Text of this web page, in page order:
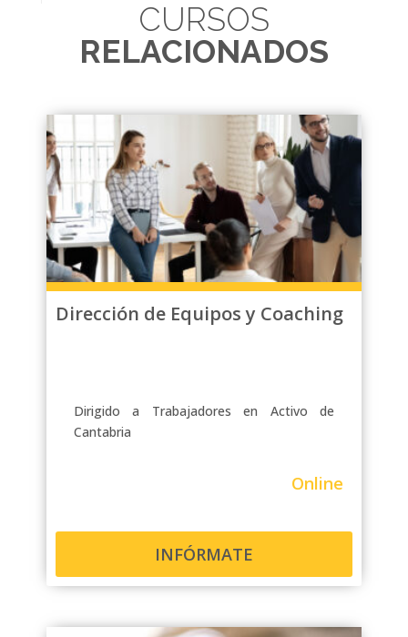
CURSOS
RELACIONADOS
Dirección de Equipos y Coaching
Dirigido a Trabajadores en Activo de
Cantabria
Online
INFÓRMATE